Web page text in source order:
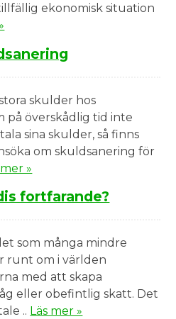
ekonomisk situation
skulder hos
på överskådlig tid inte
sina skulder, så finns
om skuldsanering för
»
fortfarande?
som många mindre
runt om i världen
med att skapa
eller obefintlig skatt. Det
.. Läs mer »